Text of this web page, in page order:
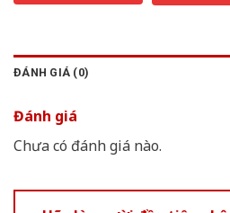
ĐÁNH GIÁ (0)
Đánh giá
Chưa có đánh giá nào.